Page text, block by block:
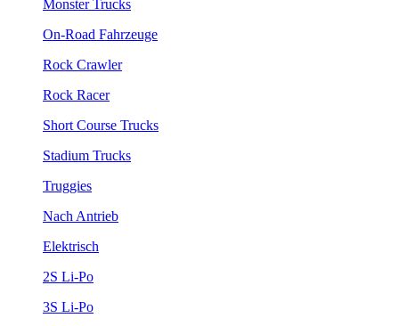
Monster Trucks
On-Road Fahrzeuge
Rock Crawler
Rock Racer
Short Course Trucks
Stadium Trucks
Truggies
Nach Antrieb
Elektrisch
2S Li-Po
3S Li-Po